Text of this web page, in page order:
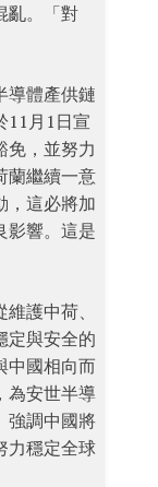
亂。「對
導體產供鏈
11月1日宣
免，並努力
蘭繼續一意
，這必將加
影響。這是
護中荷、
定與安全的
中國相向而
為安世半導
強調中國將
力穩定全球